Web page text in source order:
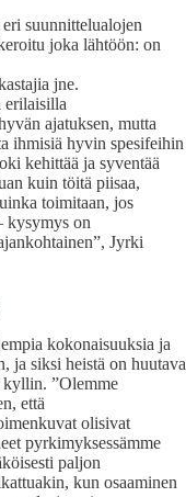
suunnittelualojen
joka lähtöön: on
jne.
erilaisilla
ajatuksen, mutta
ihmisiä hyvin spesifeihin
kehittää ja syventää
kuin töitä piisaa,
toimitaan, jos
kysymys on
Jyrki
kokonaisuuksia ja
ja siksi heistä on huutava
kyllin. ”Olemme
että
olisivat
pyrkimyksessämme
paljon
kun osaaminen